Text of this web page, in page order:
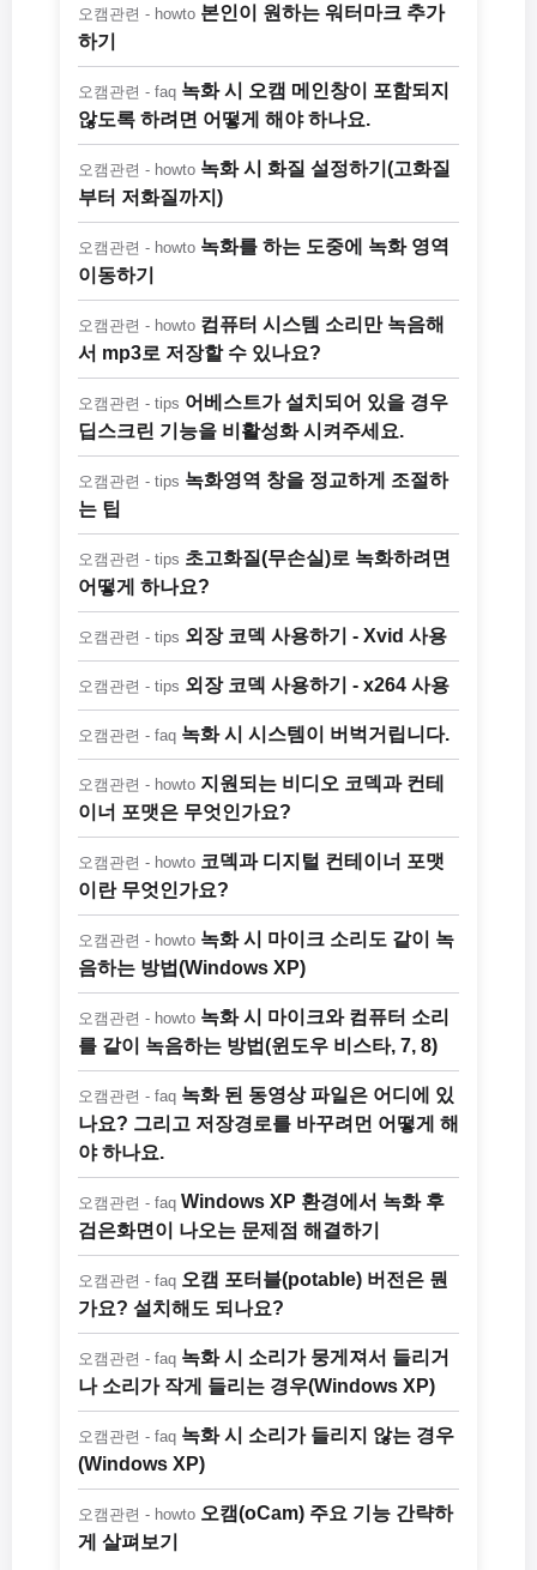
오캠관련 - howto 본인이 원하는 워터마크 추가
하기
오캠관련 - faq 녹화 시 오캠 메인창이 포함되지
않도록 하려면 어떻게 해야 하나요.
오캠관련 - howto 녹화 시 화질 설정하기(고화질
부터 저화질까지)
오캠관련 - howto 녹화를 하는 도중에 녹화 영역
이동하기
오캠관련 - howto 컴퓨터 시스템 소리만 녹음해
서 mp3로 저장할 수 있나요?
오캠관련 - tips 어베스트가 설치되어 있을 경우
딥스크린 기능을 비활성화 시켜주세요.
오캠관련 - tips 녹화영역 창을 정교하게 조절하
는 팁
오캠관련 - tips 초고화질(무손실)로 녹화하려면
어떻게 하나요?
오캠관련 - tips 외장 코덱 사용하기 - Xvid 사용
오캠관련 - tips 외장 코덱 사용하기 - x264 사용
오캠관련 - faq 녹화 시 시스템이 버벅거립니다.
오캠관련 - howto 지원되는 비디오 코덱과 컨테
이너 포맷은 무엇인가요?
오캠관련 - howto 코덱과 디지털 컨테이너 포맷
이란 무엇인가요?
오캠관련 - howto 녹화 시 마이크 소리도 같이 녹
음하는 방법(Windows XP)
오캠관련 - howto 녹화 시 마이크와 컴퓨터 소리
를 같이 녹음하는 방법(윈도우 비스타, 7, 8)
오캠관련 - faq 녹화 된 동영상 파일은 어디에 있
나요? 그리고 저장경로를 바꾸려먼 어떻게 해
야 하나요.
오캠관련 - faq Windows XP 환경에서 녹화 후
검은화면이 나오는 문제점 해결하기
오캠관련 - faq 오캠 포터블(potable) 버전은 뭔
가요? 설치해도 되나요?
오캠관련 - faq 녹화 시 소리가 뭉게져서 들리거
나 소리가 작게 들리는 경우(Windows XP)
오캠관련 - faq 녹화 시 소리가 들리지 않는 경우
(Windows XP)
오캠관련 - howto 오캠(oCam) 주요 기능 간략하
게 살펴보기